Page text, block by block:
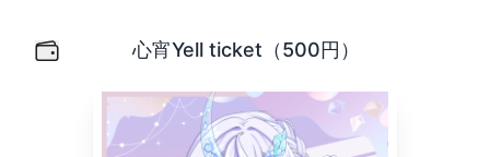
心宵Yell ticket（500円）